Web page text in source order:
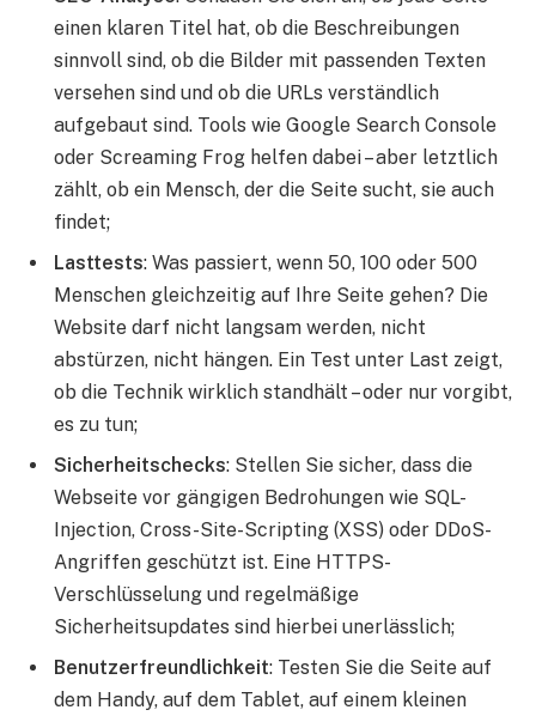
einen klaren Titel hat, ob die Beschreibungen
sinnvoll sind, ob die Bilder mit passenden Texten
versehen sind und ob die URLs verständlich
aufgebaut sind. Tools wie Google Search Console
oder Screaming Frog helfen dabei – aber letztlich
zählt, ob ein Mensch, der die Seite sucht, sie auch
findet;
Lasttests: Was passiert, wenn 50, 100 oder 500
Menschen gleichzeitig auf Ihre Seite gehen? Die
Website darf nicht langsam werden, nicht
abstürzen, nicht hängen. Ein Test unter Last zeigt,
ob die Technik wirklich standhält – oder nur vorgibt,
es zu tun;
Sicherheitschecks: Stellen Sie sicher, dass die
Webseite vor gängigen Bedrohungen wie SQL-
Injection, Cross-Site-Scripting (XSS) oder DDoS-
Angriffen geschützt ist. Eine HTTPS-
Verschlüsselung und regelmäßige
Sicherheitsupdates sind hierbei unerlässlich;
Benutzerfreundlichkeit: Testen Sie die Seite auf
dem Handy, auf dem Tablet, auf einem kleinen